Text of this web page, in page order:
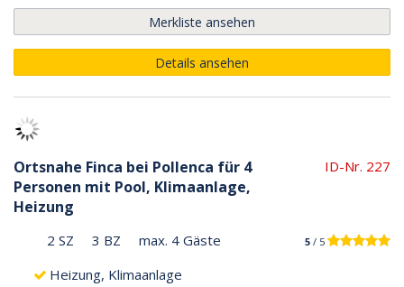
Merkliste ansehen
Details ansehen
Ortsnahe Finca bei Pollenca für 4
Personen mit Pool, Klimaanlage,
Heizung
ID-Nr. 227
2 SZ 3 BZ max. 4 Gäste 5 / 5
Heizung, Klimaanlage